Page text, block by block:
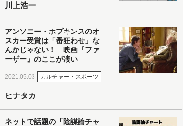
川上浩一
アンソニー・ホプキンスのオ
スカー受賞は「番狂わせ」な
んかじゃない！ 映画『ファ
ーザー』のここが凄い
2021.05.03 カルチャー・スポーツ
ヒナタカ
ネットで話題の「陰謀論チャ